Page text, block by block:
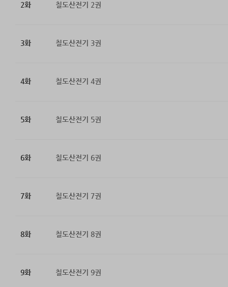
2화 칠도산전기 2권
3화 칠도산전기 3권
4화 칠도산전기 4권
5화 칠도산전기 5권
6화 칠도산전기 6권
7화 칠도산전기 7권
8화 칠도산전기 8권
9화 칠도산전기 9권